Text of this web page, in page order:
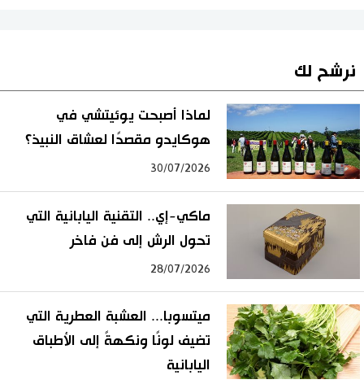
نرشح لك
لماذا أصبحت يوئيتشي في
هوكايدو مقصدًا لعشاق النبيذ؟
30/07/2026
ماكي-إي.. التقنية اليابانية التي
تحول الرش إلى فن فاخر
28/07/2026
ميتسوبا... العشبة العطرية التي
تضيف لونًا ونكهةً إلى الأطباق
اليابانية